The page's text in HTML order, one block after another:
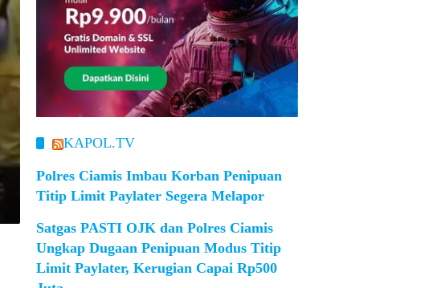
KAPOL.TV
Polres Ciamis Imbau Korban Penipuan
Titip Limit Paylater Segera Melapor
Satgas PASTI OJK dan Polres Ciamis
Ungkap Dugaan Penipuan Modus Titip
Limit Paylater, Kerugian Capai Rp500